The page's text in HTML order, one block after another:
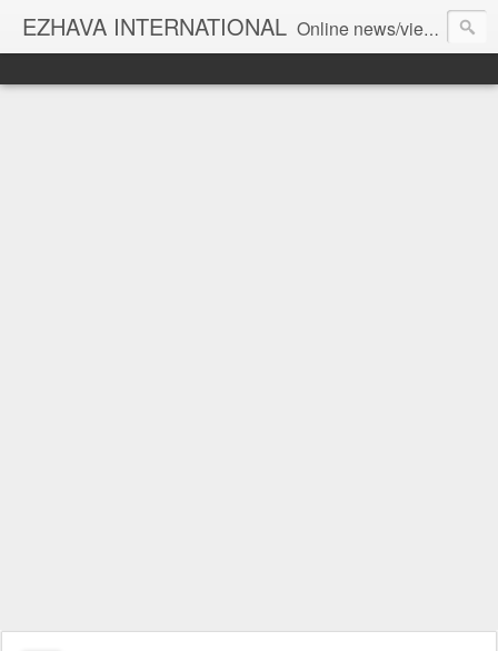
EZHAVA INTERNATIONAL Online news/views JOURNAL... Connecting the community worldwide Editorial Director: Prem Chandran